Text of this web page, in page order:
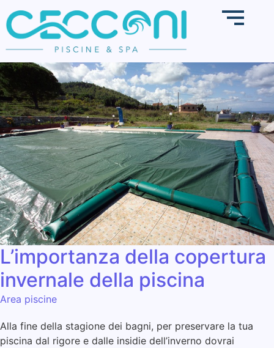
L’importanza della copertura
invernale della piscina
Area piscine
Alla fine della stagione dei bagni, per preservare la tua
piscina dal rigore e dalle insidie dell’inverno dovrai